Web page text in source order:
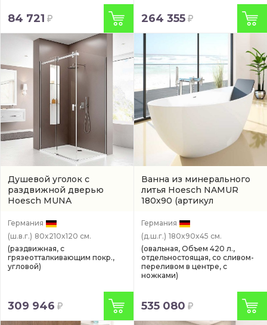
84 721 264 355
Душевой уголок с
раздвижной дверью
Hoesch MUNA
Германия
(ш.в.г.) 80x210x120 см.
(раздвижная, с
грязеотталкивающим покр.,
угловой)
309 946
Ванна из минерального
литья Hoesch NAMUR
180x90 (артикул
Германия
(д.ш.г.) 180x90x45 см.
(овальная, Объем 420 л.,
отдельностоящая, со сливом-
переливом в центре, с
ножками)
535 080